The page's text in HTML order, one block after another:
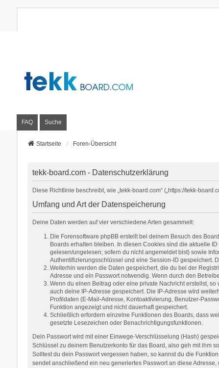
FAQ Suche
Startseite Foren-Übersicht
tekk-board.com - Datenschutzerklärung
Diese Richtlinie beschreibt, wie „tekk-board.com“ („https://tekk-
Umfang und Art der Datenspeicherung
Deine Daten werden auf vier verschiedene Arten gesammelt:
Die Forensoftware phpBB erstellt bei deinem Besuch des
Boards erhalten bleiben. In diesen Cookies sind die aktuelle
gelesen/ungelesen; sofern du nicht angemeldet bist) sowie
Authentifizierungsschlüssel und eine Session-ID gespeichert.
Weiterhin werden die Daten gespeichert, die du bei der
Adresse und ein Passwort notwendig. Wenn durch den
Wenn du einen Beitrag oder eine private Nachricht erstellst,
auch deine IP-Adresse gespeichert. Die IP-Adresse wird
Profildaten (E-Mail-Adresse, Kontoaktivierung, Benutzer-
Funktion angezeigt und nicht dauerhaft gespeichert.
Schließlich erfordern einzelne Funktionen des Boards, dass
gesetzte Lesezeichen oder Benachrichtigungsfunktionen.
Dein Passwort wird mit einer Einwege-Verschlüsselung (Hash)
Schlüssel zu deinem Benutzerkonto für das Board, also geh mit ihm
Solltest du dein Passwort vergessen haben, so kannst du die
sendet anschließend ein neu generiertes Passwort an diese